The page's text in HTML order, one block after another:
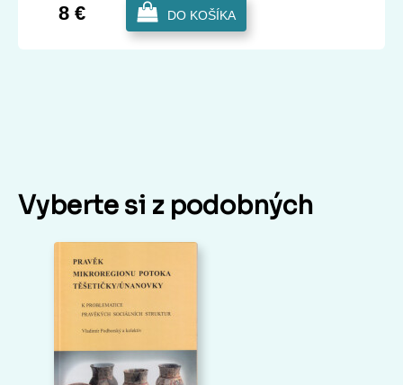
8 € DO KOŠÍKA
Vyberte si z podobných